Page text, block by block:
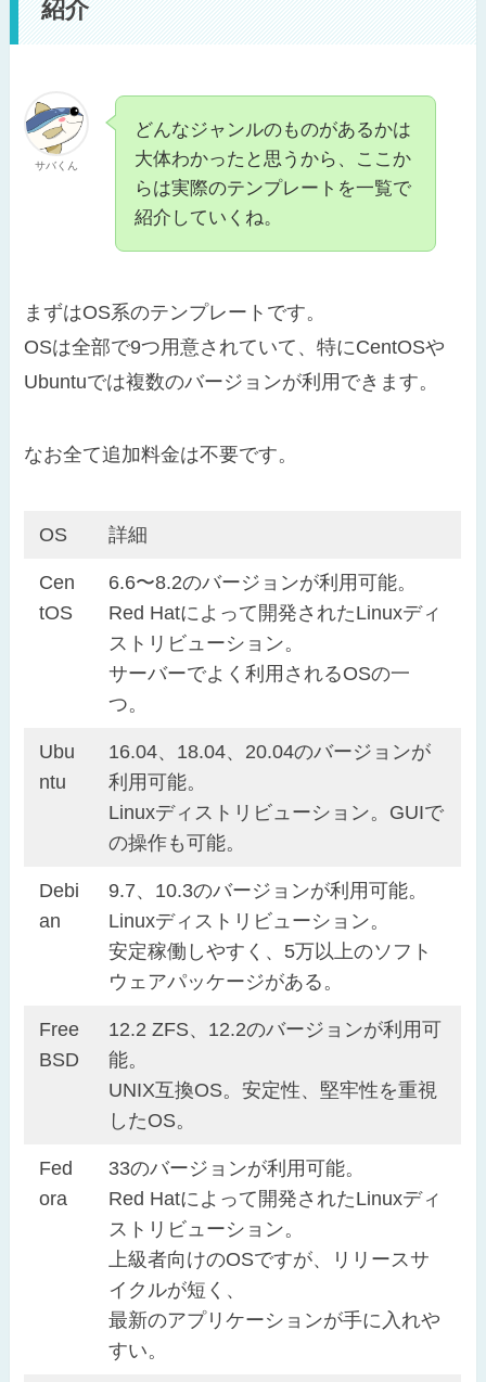
紹介
サバくん
どんなジャンルのものがあるかは
大体わかったと思うから、ここか
らは実際のテンプレートを一覧で
紹介していくね。
まずはOS系のテンプレートです。
OSは全部で9つ用意されていて、特にCentOSや
Ubuntuでは複数のバージョンが利用できます。
なお全て追加料金は不要です。
OS 詳細
Cen
tOS
6.6〜8.2のバージョンが利用可能。
Red Hatによって開発されたLinuxディ
ストリビューション。
サーバーでよく利用されるOSの一
つ。
Ubu
ntu
16.04、18.04、20.04のバージョンが
利用可能。
Linuxディストリビューション。GUIで
の操作も可能。
Debi
an
9.7、10.3のバージョンが利用可能。
Linuxディストリビューション。
安定稼働しやすく、5万以上のソフト
ウェアパッケージがある。
Free
BSD
12.2 ZFS、12.2のバージョンが利用可
能。
UNIX互換OS。安定性、堅牢性を重視
したOS。
Fed
ora
33のバージョンが利用可能。
Red Hatによって開発されたLinuxディ
ストリビューション。
上級者向けのOSですが、リリースサ
イクルが短く、
最新のアプリケーションが手に入れや
すい。